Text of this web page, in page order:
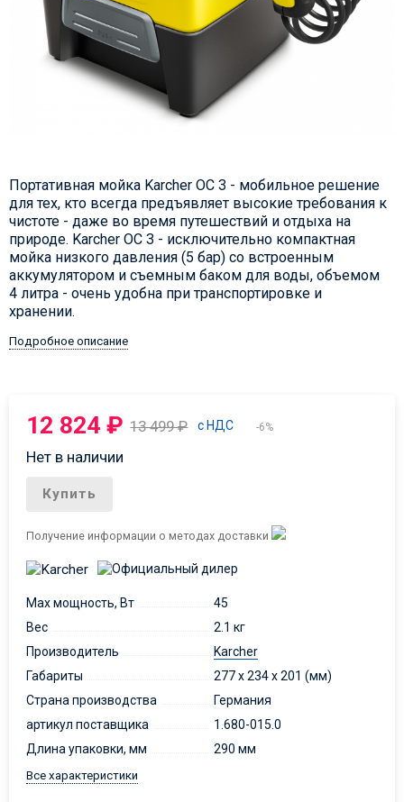
Портативная мойка Karcher OC 3 - мобильное решение
для тех, кто всегда предъявляет высокие требования к
чистоте - даже во время путешествий и отдыха на
природе. Karcher OC 3 - исключительно компактная
мойка низкого давления (5 бар) со встроенным
аккумулятором и съемным баком для воды, объемом
4 литра - очень удобна при транспортировке и
хранении.
Подробное описание
12 824₽ 13 499₽ с НДС -6%
Нет в наличии
Купить
Получение информации о методах доставки
Max мощность, Вт
45
Вес
2.1 кг
Производитель
Karcher
Габариты
277 x 234 x 201 (мм)
Страна производства
Германия
артикул поставщика
1.680-015.0
Длина упаковки, мм
290 мм
Все характеристики